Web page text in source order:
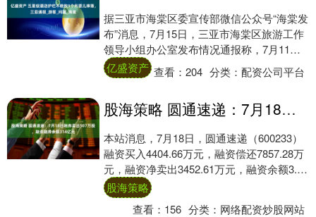
据三亚市海棠区委宣传部微信公众号“海棠发
布”消息，7月15日，三亚市海棠区旅游工作
领导小组办公室发布情况通报称，7月11
日，有网民反映我区某酒店因客床护栏问题
导....
亿盛资产 查看：204 分类：配资公司平台
股海策略 圆通速递：7月18日融券卖出507万股，融资融券余额314亿元
本站消息，7月18日，圆通速递（600233）
融资买入4404.66万元，融资偿还7857.28万
元，融资净卖出3452.61万元，融资余额3.09
亿元，近20....
股海策略
查看： 156 分类： 网络配资炒股网站